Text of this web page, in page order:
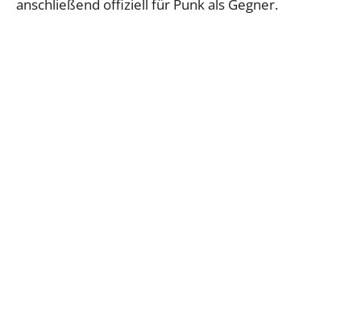
anschließend offiziell für Punk als Gegner.